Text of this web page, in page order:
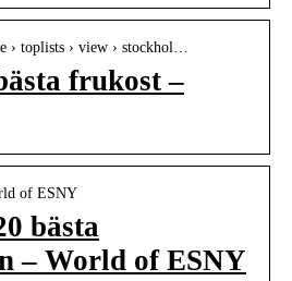
› toplists › view › stockhol…
frukost –
of ESNY
bästa
– World of ESNY